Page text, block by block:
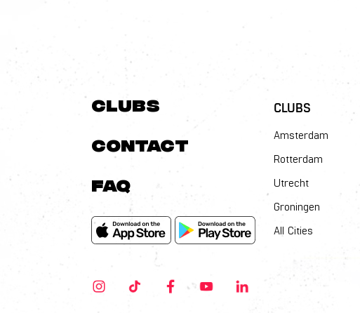
Clubs
Contact
FAQ
CLUBS
Amsterdam
Rotterdam
Utrecht
Groningen
All Cities